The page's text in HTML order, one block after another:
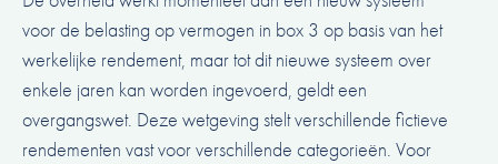
voor de belasting op vermogen in box 3 op basis van het
werkelijke rendement, maar tot dit nieuwe systeem over
enkele jaren kan worden ingevoerd, geldt een
overgangswet. Deze wetgeving stelt verschillende fictieve
rendementen vast voor verschillende categorieën. Voor